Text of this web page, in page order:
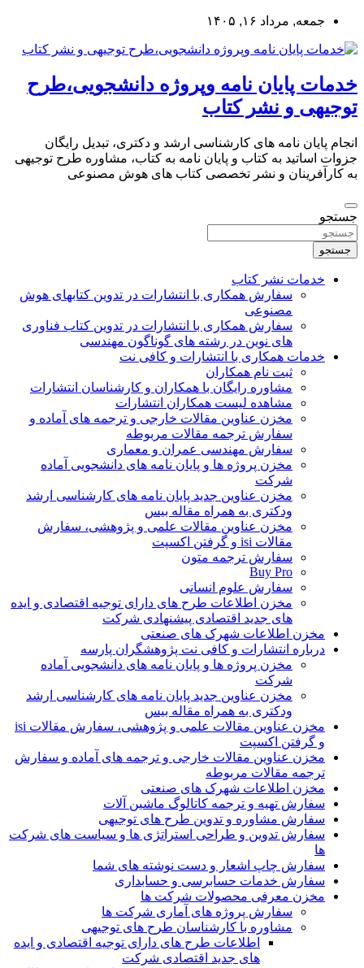
بروید
جمعه, مرداد ۱۶, ۱۴۰۵
خدمات پایان نامه وپروژه دانشجویی،طرح
توجیهی و نشر کتاب
انجام پایان نامه های کارشناسی ارشد و دکتری، تبدیل رایگان
جزوات اساتید به کتاب و پایان نامه به کتاب، مشاوره طرح توجیهی
به کارآفرینان و نشر تخصصی کتاب های هوش مصنوعی
جستجو
جستجو
خدمات نشر کتاب
سفارش همکاری با انتشارات در تدوین کتابهای هوش
مصنوعی
سفارش همکاری با انتشارات در تدوین کتاب فناوری
های نوین در رشته های گوناگون مهندسی
خدمات همکاری با انتشارات و کافی نت
ثبت نام همکاران
مشاوره رایگان با همکاران و کارشناسان انتشارات
مشاهده لیست همکاران انتشارات
مخزن عناوین مقالات خارجی و ترجمه های آماده و
سفارش ترجمه مقالات مربوطه
سفارش مهندسی عمران و معماری
مخزن پروژه ها و پایان نامه های دانشجویی آماده
شرکت
مخزن عناوین جدید پایان نامه های کارشناسی ارشد
ودکتری به همراه مقاله بیس
مخزن عناوین مقالات علمی و پژوهشی، سفارش
مقالات isi و گرفتن اکسپت
سفارش ترجمه متون
Buy Pro
سفارش علوم انسانی
مخزن اطلاعات طرح های دارای توجیه اقتصادی و ایده
های جدید اقتصادی پیشنهادی شرکت
مخزن اطلاعات شهرک های صنعتی
درباره انتشارات و کافی نت پژوهشگران پارسه
مخزن پروژه ها و پایان نامه های دانشجویی آماده
شرکت
مخزن عناوین جدید پایان نامه های کارشناسی ارشد
ودکتری به همراه مقاله بیس
مخزن عناوین مقالات علمی و پژوهشی، سفارش مقالات isi
و گرفتن اکسپت
مخزن عناوین مقالات خارجی و ترجمه های آماده و سفارش
ترجمه مقالات مربوطه
مخزن اطلاعات شهرک های صنعتی
سفارش تهیه و ترجمه کاتالوگ ماشین آلات
سفارش مشاوره و تدوین طرح های توجیهی
سفارش تدوین و طراحی استراتژی ها و سیاست های شرکت
ها
سفارش چاپ اشعار و دست نوشته های شما
سفارش خدمات حسابرسی و حسابداری
مخزن معرفی محصولات شرکت ها
سفارش پروژه های آماری شرکت ها
مشاوره با کارشناسان طرح های توجیهی
اطلاعات طرح های دارای توجیه اقتصادی و ایده
های جدید اقتصادی شرکت